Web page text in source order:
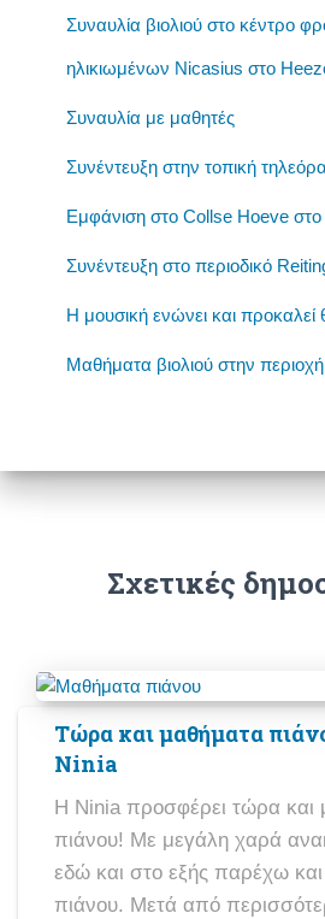
Συναυλία βιολιού στο κέντρο
ηλικιωμένων Nicasius στο
Συναυλία με μαθητές
Συνέντευξη στην τοπική
Εμφάνιση στο Collse Hoeve
Συνέντευξη στο περιοδικό
Η μουσική ενώνει και
Μαθήματα βιολιού στην
Σχετικές
Τώρα και μαθήματα
Ninia
Η Ninia προσφέρει τώρα και
πιάνου! Με μεγάλη χαρά
εδώ και στο εξής παρέχω
πιάνου. Μετά από